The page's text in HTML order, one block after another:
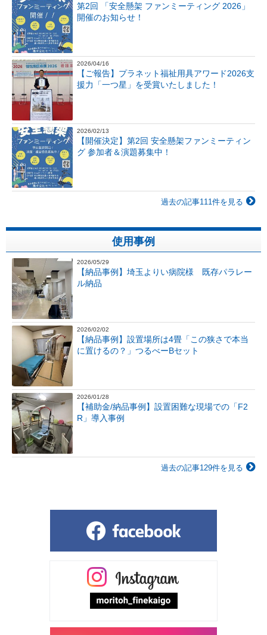
第2回 「安全懸架 ファンミーティング 2026」
開催のお知らせ！
2026/04/16
【ご報告】プラネット福祉用具アワード2026支
援力「一つ星」を受賞いたしました！
2026/02/13
【開催決定】第2回 安全懸架ファンミーティン
グ 参加者＆演題募集中！
過去の記事111件を見る
使用事例
2026/05/29
【納品事例】埼玉よりい病院様 既存パラレー
ル納品
2026/02/02
【納品事例】設置場所は4畳「この狭さで本当
に置けるの？」つるべーBセット
2026/01/28
【補助金/納品事例】設置困難な現場での「F2
R」導入事例
過去の記事129件を見る